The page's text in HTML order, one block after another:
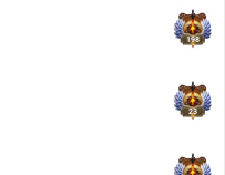
198
23